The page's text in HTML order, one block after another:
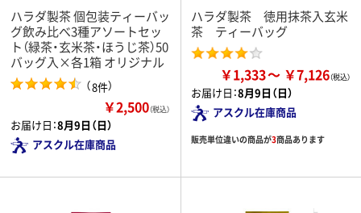
ハラダ製茶 個包装ティーバッ
グ飲み比べ3種アソートセッ
ト（緑茶・玄米茶・ほうじ茶）50
バッグ入×各1箱 オリジナル
（8件）
￥2,500（税込）
お届け日：8月9日（日）
アスクル在庫商品
ハラダ製茶 徳用抹茶入玄米
茶 ティーバッグ
￥1,333 ￥7,126
お届け日：8月9日（日）
アスクル在庫商品
販売単位違いの商品が3商品あります